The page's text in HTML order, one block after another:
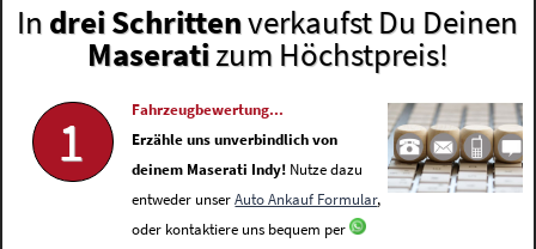
In drei Schrittenverkaufst Du Deinen
Maseratizum Höchstpreis!
1
Fahrzeugbewertung...
Erzähle uns unverbindlich von
deinem Maserati Indy! Nutze dazu
entweder unserAuto Ankauf Formular,
oder kontaktiere uns bequem per